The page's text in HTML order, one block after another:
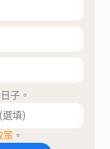
子。
策 。